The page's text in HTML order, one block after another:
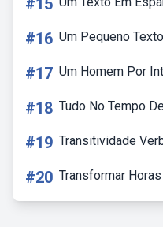
#15
#16 Um Pequeno
#17 Um Homem Por
#18 Tudo No Tempo
#19 Transitividade
#20 Transformar